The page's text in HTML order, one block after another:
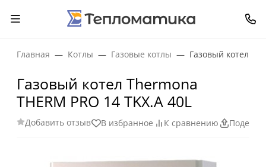
Главная Котлы Газовые котлы Газовый котел
Газовый котел Thermona
THERM PRO 14 TKX.A 40L
Добавить отзыв В избранное К сравнению